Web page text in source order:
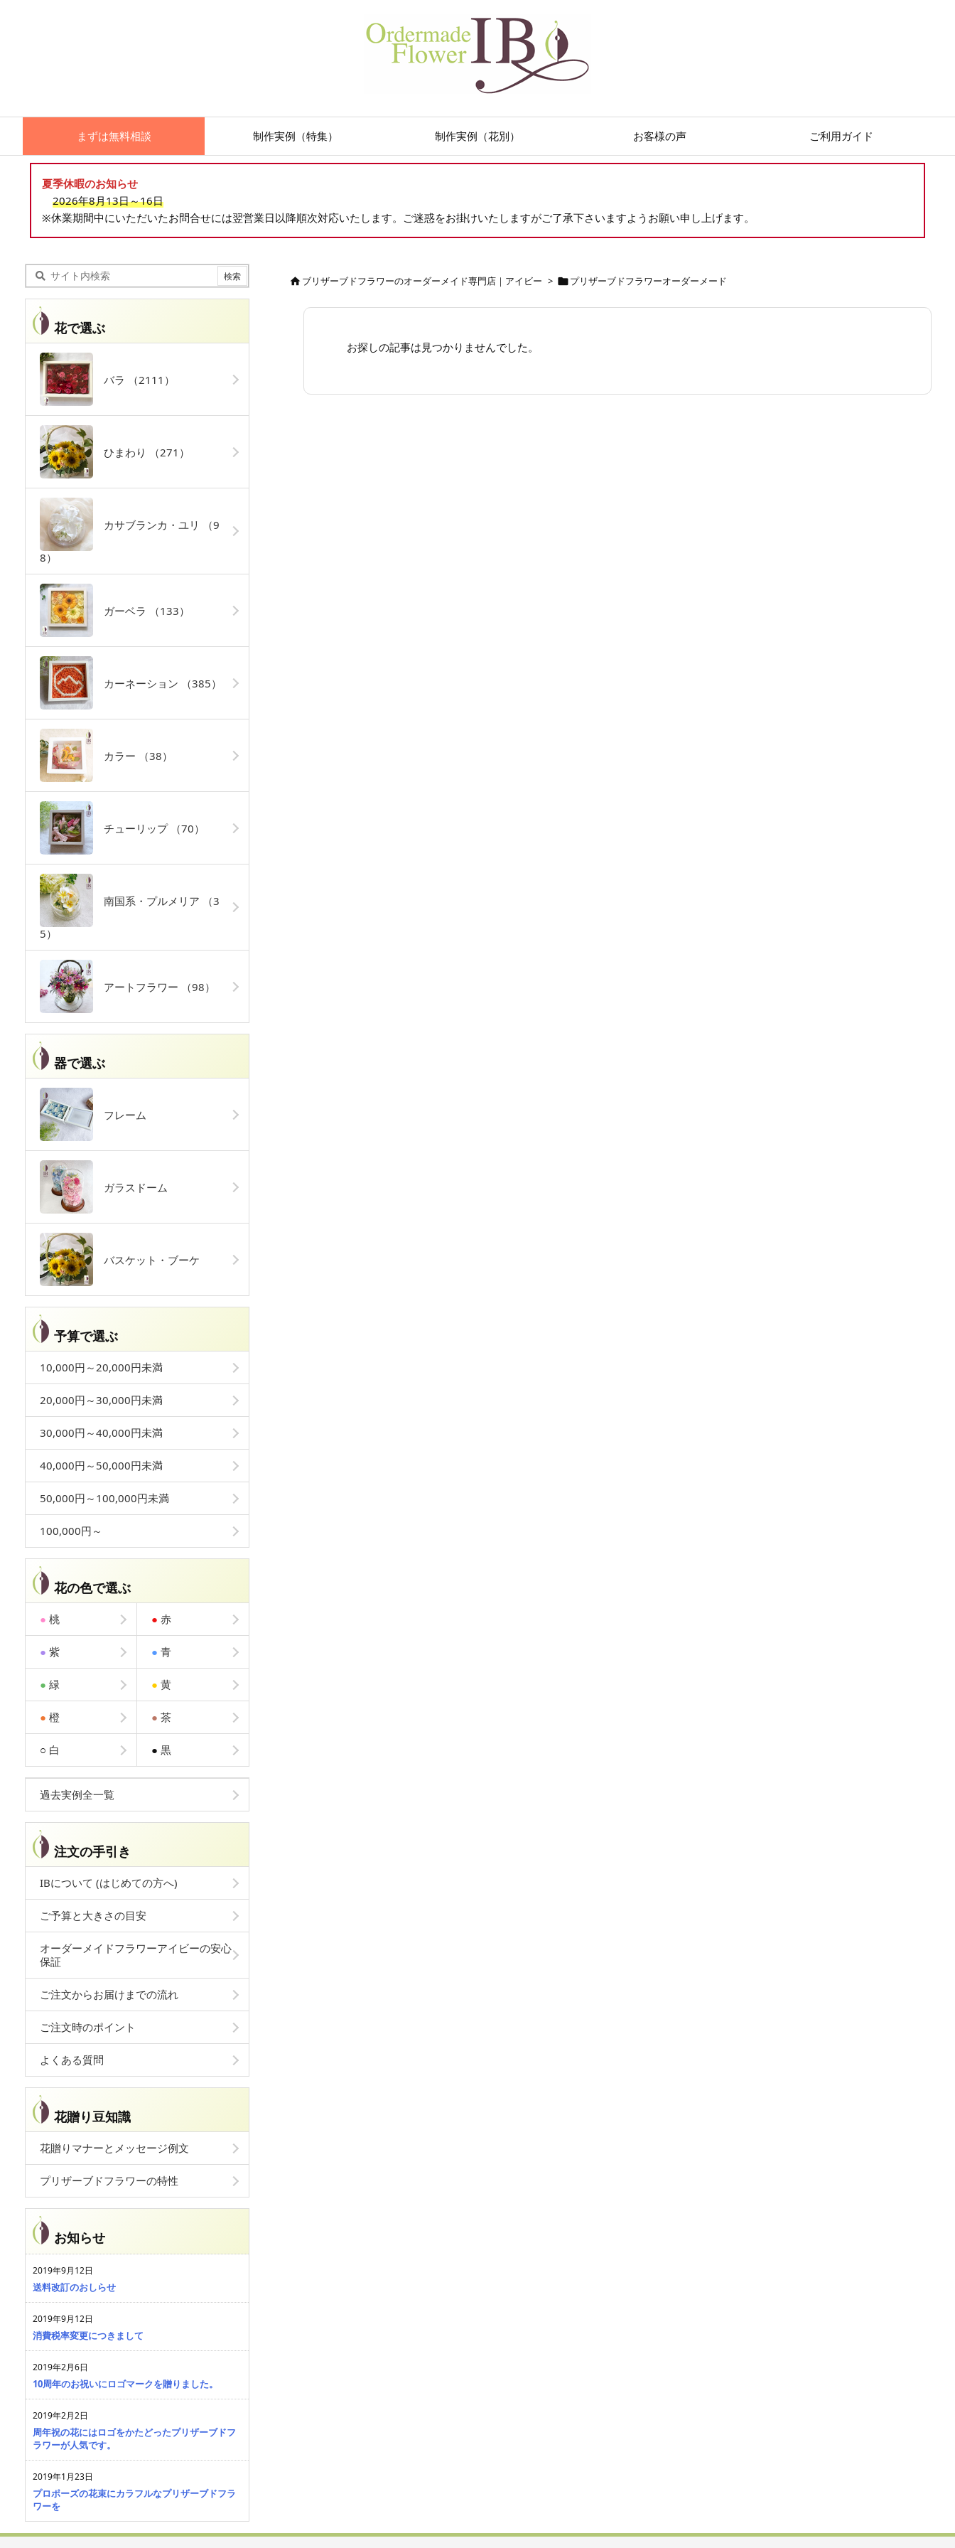
まずは無料相談 制作実例（特集） 制作実例（花別） お客様の声 ご利用ガイド
夏季休暇のお知らせ
2026年8月13日～16日
※休業期間中にいただいたお問合せには翌営業日以降順次対応いたします。ご迷惑をお掛けいたしますがご了承下さいますようお願い申し上げます。
ブリザーブドフラワーのオーダーメイド専門店｜アイビー > プリザーブドフラワーオーダーメード
お探しの記事は見つかりませんでした。
花で選ぶ
バラ （2111）
ひまわり （271）
カサブランカ・ユリ （9
8）
ガーベラ （133）
カーネーション （385）
カラー （38）
チューリップ （70）
南国系・プルメリア （3
5）
アートフラワー （98）
器で選ぶ
フレーム
ガラスドーム
バスケット・ブーケ
予算で選ぶ
10,000円～20,000円未満
20,000円～30,000円未満
30,000円～40,000円未満
40,000円～50,000円未満
50,000円～100,000円未満
100,000円～
花の色で選ぶ
● 桃 ● 赤
● 紫 ● 青
● 緑 ● 黄
● 橙 ● 茶
○ 白 ● 黒
過去実例全一覧
注文の手引き
IBについて (はじめての方へ)
ご予算と大きさの目安
オーダーメイドフラワーアイビーの安心
保証
ご注文からお届けまでの流れ
ご注文時のポイント
よくある質問
花贈り豆知識
花贈りマナーとメッセージ例文
プリザーブドフラワーの特性
お知らせ
2019年9月12日
送料改訂のおしらせ
2019年9月12日
消費税率変更につきまして
2019年2月6日
10周年のお祝いにロゴマークを贈りました。
2019年2月2日
周年祝の花にはロゴをかたどったプリザーブドフ
ラワーが人気です。
2019年1月23日
プロポーズの花束にカラフルなプリザーブドフラ
ワーを